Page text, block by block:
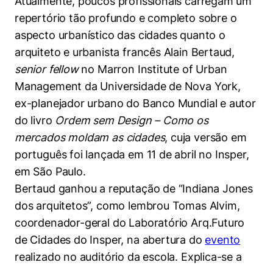
Políticas Públicas
Sustentabilidade
Tecnologia e Dados
repertório tão profundo e completo sobre o
aspecto urbanístico das cidades quanto o
arquiteto e urbanista francês Alain Bertaud,
senior fellowno Marron Institute of Urban
Management da Universidade de Nova York,
ex-planejador urbano do Banco Mundial e autor
do livro Ordem sem Design – Como os
mercados moldam as cidades, cuja versão em
português foi lançada em 11 de abril no Insper,
em São Paulo.
Bertaud ganhou a reputação de “Indiana Jones
dos arquitetos”, como lembrou Tomas Alvim,
coordenador-geral do Laboratório Arq.Futuro
de Cidades do Insper, na abertura do evento
realizado no auditório da escola. Explica-se a